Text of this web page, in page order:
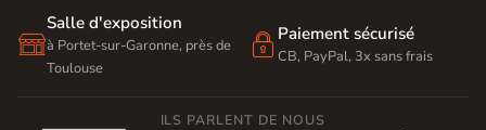

Salle d'exposition
à Portet-sur-Garonne, près de
Toulouse
 Paiement sécurisé
CB, PayPal, 3x sans frais
ILS PARLENT DE NOUS